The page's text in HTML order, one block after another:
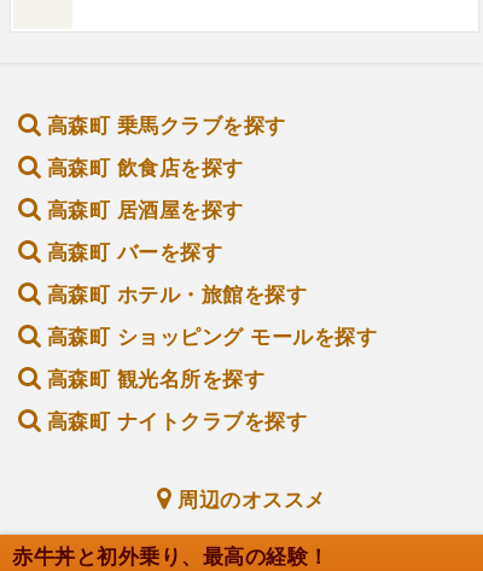
高森町 乗馬クラブを探す
高森町 飲食店を探す
高森町 居酒屋を探す
高森町 バーを探す
高森町 ホテル・旅館を探す
高森町 ショッピング モールを探す
高森町 観光名所を探す
高森町 ナイトクラブを探す
周辺のオススメ
赤牛丼と初外乗り、最高の経験！